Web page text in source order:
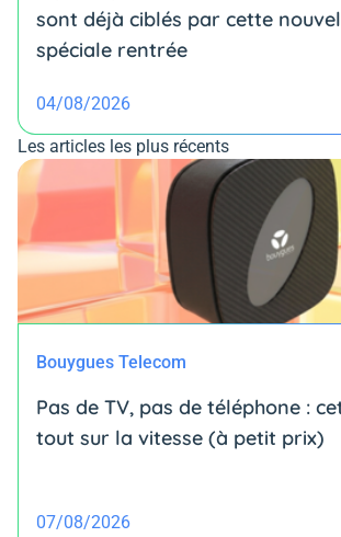
sont déjà ciblés par cette
spéciale rentrée
04/08/2026
Les articles les plus récents
Bouygues Telecom
Pas de TV, pas de téléphone :
tout sur la vitesse (à petit prix)
07/08/2026